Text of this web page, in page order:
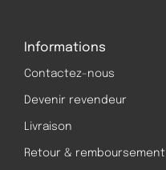
Informations
Contactez-nous
Devenir revendeur
Livraison
Retour & remboursement